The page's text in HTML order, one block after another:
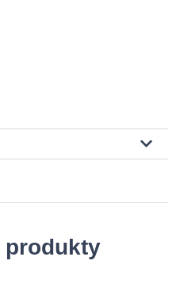
produkty